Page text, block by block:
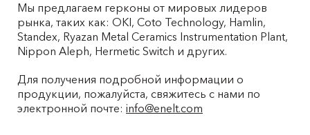
Мы предлагаем герконы от мировых лидеров
рынка, таких как: OKI, Coto Technology, Hamlin,
Standex, Ryazan Metal Ceramics Instrumentation Plant,
Nippon Aleph, Hermetic Switch и других.
Для получения подробной информации о
продукции, пожалуйста, свяжитесь с нами по
электронной почте: info@enelt.com